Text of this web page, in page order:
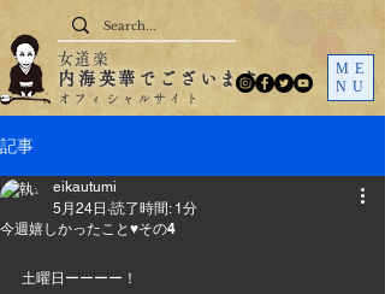
ME
NU
女道楽
内海英華でございます
オフィシャルサイト
記事
今週嬉しかったこと♥️その4
eikautumi
5月24日 読了時間: 1分
土曜日ーーーー！